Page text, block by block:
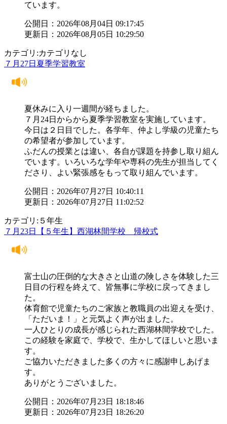
ています。
公開日：2026年08月04日 09:17:45
更新日：2026年08月05日 10:29:50
カテゴリ:カテゴリなし
７月27日夏季学習教室
夏休みに入り一週間が経ちました。
７月24日からから夏季学習教室を実施しています。
今日は２日目でした。各学年、仲よし学級の児童たち
の希望者が参加しています。
ふだんの授業とは違い、各自が課題を持参し取り組ん
でいます。いろいろな学年や専科の先生が担当してく
ださり、よい緊張感をもって取り組んでいます。
公開日：2026年07月27日 10:40:11
更新日：2026年07月27日 11:02:52
カテゴリ:５年生
７月23日【５年生】西湖林間学校 帰校式
富士山の圧倒的な大きさと山道の険しさを体験した三
日目の行程を終えて、皆無事に学校に戻ってきまし
た。
体育館で児童たちのご家族と教職員の出迎えを受け、
「ただいま！」と元気よく声が出ました。
一人ひとりの成長が感じられた西湖林間学校でした。
この経験を家庭で、学校で、生かしてほしいと思いま
す。
ご協力いただきました多くの方々に感謝申しあげま
す。
ありがとうございました。
公開日：2026年07月23日 18:18:46
更新日：2026年07月23日 18:26:20